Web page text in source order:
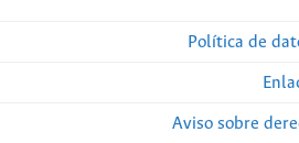
Política de
Aviso sobre